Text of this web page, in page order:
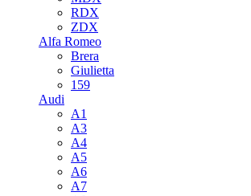
RDX
ZDX
Alfa Romeo
Brera
Giulietta
159
Audi
A1
A3
A4
A5
A6
A7